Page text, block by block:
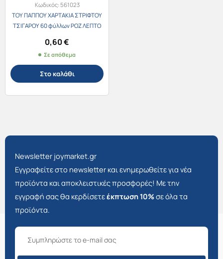
Κωδικός:561023
ΤΟΥ ΠΑΠΠΟΥ ΧΑΡΤΑΚΙΑ ΣΤΡΙΦΤΟΥ
ΤΣΙΓΑΡΟΥ 60 φύλλων ΡΟΖ ΛΕΠΤΟ
0,60€
Σε απόθεμα
Στο καλάθι
Newsletter joymarket.gr
Εγγραφείτε στο newsletter και ενημερωθείτε για νέα
προϊόντα και αποκλειστικές προσφορές! Με την
εγγραφή σας θα κερδίσετεέκπτωση 10%σε όλα τα
προϊόντα.